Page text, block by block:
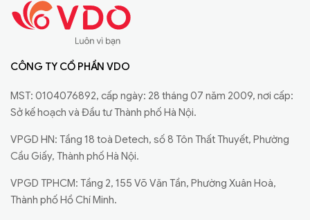
CÔNG TY CỔ PHẦN VDO
MST: 0104076892, cấp ngày: 28 tháng 07 năm 2009, nơi cấp:
Sở kế hoạch và Đầu tư Thành phố Hà Nội.
VPGD HN: Tầng 18 toà Detech, số 8 Tôn Thất Thuyết, Phường
Cầu Giấy, Thành phố Hà Nội.
VPGD TPHCM: Tầng 2, 155 Võ Văn Tần, Phường Xuân Hoà,
Thành phố Hồ Chí Minh.